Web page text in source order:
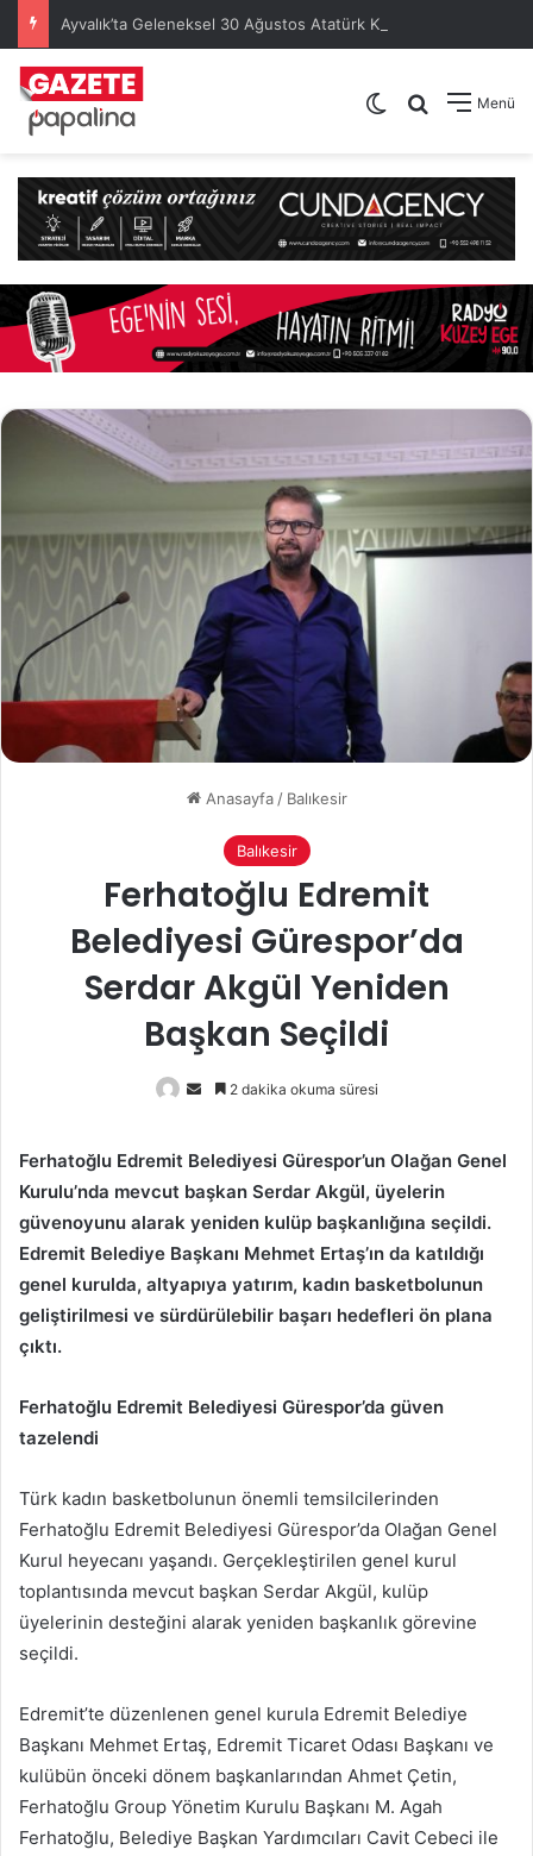
Menü
Arama yap
Dış görünümü
Anasayfa / Balıkesir
Balıkesir
Ferhatoğlu Edremit
Belediyesi Gürespor’da
Serdar Akgül Yeniden
Başkan Seçildi
Bir
göndermek
2 dakika okuma süresi
Ferhatoğlu Edremit Belediyesi Gürespor’un Olağan Genel
Kurulu’nda mevcut başkan Serdar Akgül, üyelerin
güvenoyunu alarak yeniden kulüp başkanlığına seçildi.
Edremit Belediye Başkanı Mehmet Ertaş’ın da katıldığı
genel kurulda, altyapıya yatırım, kadın basketbolunun
geliştirilmesi ve sürdürülebilir başarı hedefleri ön plana
çıktı.
Ferhatoğlu Edremit Belediyesi Gürespor’da güven
tazelendi
Türk kadın basketbolunun önemli temsilcilerinden
Ferhatoğlu Edremit Belediyesi Gürespor’da Olağan Genel
Kurul heyecanı yaşandı. Gerçekleştirilen genel kurul
toplantısında mevcut başkan Serdar Akgül, kulüp
üyelerinin desteğini alarak yeniden başkanlık görevine
seçildi.
Edremit’te düzenlenen genel kurula Edremit Belediye
Başkanı Mehmet Ertaş, Edremit Ticaret Odası Başkanı ve
kulübün önceki dönem başkanlarından Ahmet Çetin,
Ferhatoğlu Group Yönetim Kurulu Başkanı M. Agah
Ferhatoğlu, Belediye Başkan Yardımcıları Cavit Cebeci ile